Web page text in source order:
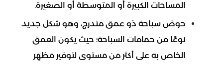
المساحات الكبيرة أو المتوسطة أو الصغيرة.
حوض سباحة ذو عمق متدرج، وهو شكل جديد
نوعًا من حمامات السباحة؛ حيث يكون العمق
الخاص به على أكثر من مستوى لتوفير مظهر